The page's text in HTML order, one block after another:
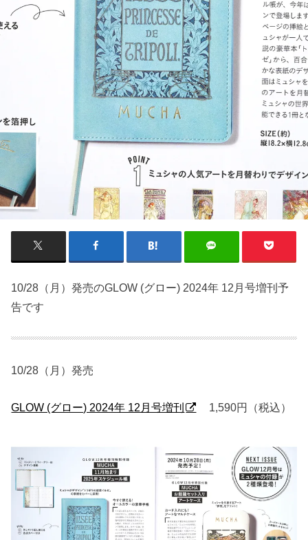
10/28（月）発売のGLOW (グロー) 2024年 12月号増刊予
告です
10/28（月）発売
GLOW (グロー) 2024年 12月号増刊 1,590円（税込）